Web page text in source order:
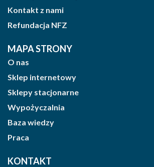
Kontakt z nami
Refundacja NFZ
MAPA STRONY
O nas
Sklep internetowy
Sklepy stacjonarne
Wypożyczalnia
Baza wiedzy
Praca
KONTAKT